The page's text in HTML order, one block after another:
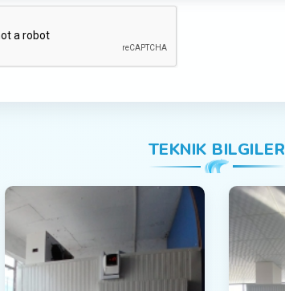
TEKNIK BILGILER